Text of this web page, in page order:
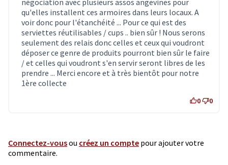
qu'elles installent ces armoires dans leurs locaux. A
voir donc pour l'étanchéité ... Pour ce qui est des
serviettes réutilisables / cups .. bien sûr ! Nous serons
seulement des relais donc celles et ceux qui voudront
déposer ce genre de produits pourront bien sûr le faire
/ et celles qui voudront s'en servir seront libres de les
prendre ... Merci encore et à très bientôt pour notre
1ère collecte
0 0
Connectez-vousou créez un compte pour ajouter votre
commentaire.